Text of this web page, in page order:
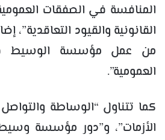
المنافسة في الصفقات
القانونية والقيود التعاقدية”،
من عمل مؤسسة الوسيط
العمومية”.
كما تتناول “الوساطة والتواصل
الأزمات”، و”دور مؤسسة